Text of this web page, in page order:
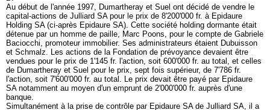
Au début de l'année 1997, Dumartheray et Suel ont décidé de vendre le
capital-actions de Julliard SA pour le prix de 8'200'000 fr. à Epidaure
Holding SA (ci-après Epidaure SA). Cette société holding dormante était
détenue par un homme de paille, Marc Poons, pour le compte de Gabriele
Baciocchi, promoteur immobilier. Ses administrateurs étaient Dubuisson
et Schmalz. Les actions de la Fondation de prévoyance devaient être
vendues pour le prix de 1'145 fr. l'action, soit 600'000 fr. au total, et celles
de Dumartheray et Suel pour le prix, sept fois supérieur, de 7'786 fr.
l'action, soit 7'600'000 fr. au total. Le prix devait être payé par Epidaure
SA notamment au moyen d'un emprunt de 2'000'000 fr. auprès d'une
banque.
Simultanément à la prise de contrôle par Epidaure SA de Julliard SA, il a